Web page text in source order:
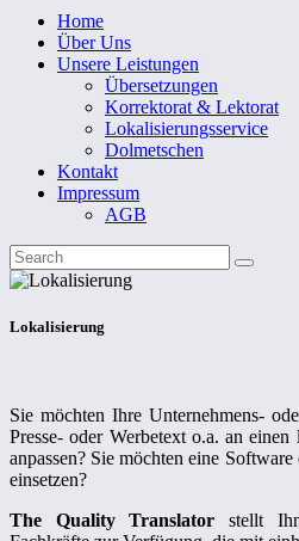
Home
Über Uns
Unsere Leistungen
Übersetzungen
Korrektorat & Lektorat
Lokalisierungsservice
Dolmetschen
Kontakt
Impressum
AGB
Lokalisierung
Sie möchten Ihre Unternehmens-
Presse- oder Werbetext o.a. an
anpassen? Sie möchten eine
einsetzen?
The Quality Translator stellt